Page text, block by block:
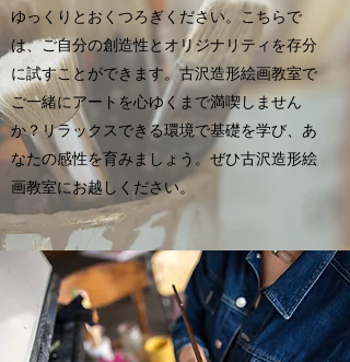
ゆっくりとおくつろぎください。こちらで
は、ご自分の創造性とオリジナリティを存分
に試すことができます。古沢造形絵画教室で
ご一緒にアートを心ゆくまで満喫しません
か？リラックスできる環境で基礎を学び、あ
なたの感性を育みましょう。ぜひ古沢造形絵
画教室にお越しください。